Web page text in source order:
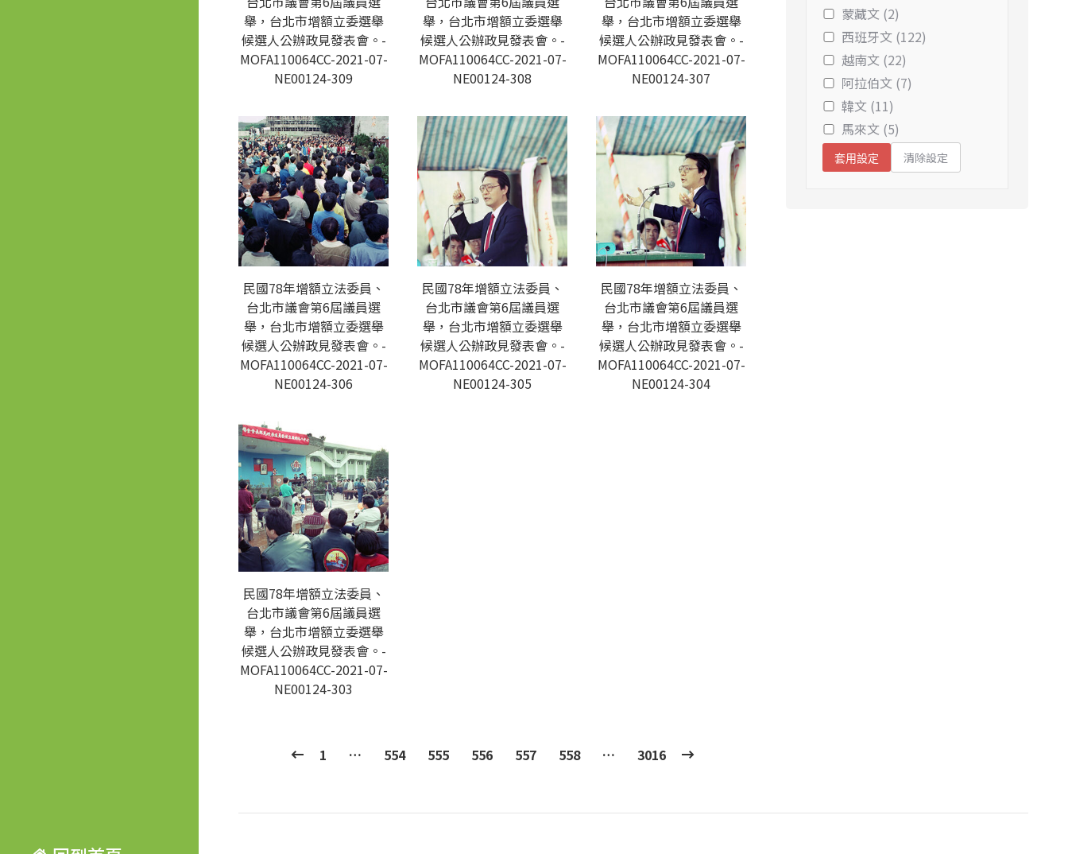
舉，台北市增額立委選舉
候選人公辦政見發表會。-
MOFA110064CC-2021-07-
NE00124-309
舉，台北市增額立委選舉
候選人公辦政見發表會。-
MOFA110064CC-2021-07-
NE00124-308
舉，台北市增額立委選舉
候選人公辦政見發表會。-
MOFA110064CC-2021-07-
NE00124-307
民國78年增額立法委員、
台北市議會第6屆議員選
舉，台北市增額立委選舉
候選人公辦政見發表會。-
MOFA110064CC-2021-07-
NE00124-306
民國78年增額立法委員、
台北市議會第6屆議員選
舉，台北市增額立委選舉
候選人公辦政見發表會。-
MOFA110064CC-2021-07-
NE00124-305
民國78年增額立法委員、
台北市議會第6屆議員選
舉，台北市增額立委選舉
候選人公辦政見發表會。-
MOFA110064CC-2021-07-
NE00124-304
民國78年增額立法委員、
台北市議會第6屆議員選
舉，台北市增額立委選舉
候選人公辦政見發表會。-
MOFA110064CC-2021-07-
NE00124-303
1 … 554 555 556 557 558 … 3016
蒙藏文 (2)
西班牙文 (122)
越南文 (22)
阿拉伯文 (7)
韓文 (11)
馬來文 (5)
套用設定 清除設定